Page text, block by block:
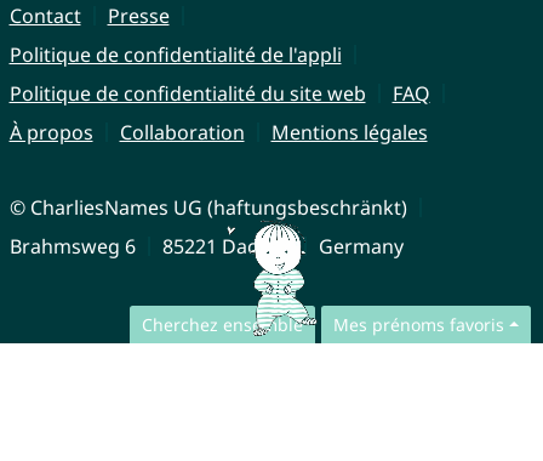
Cherchez ensemble Mes prénoms favoris
Contact
Presse
Politique de confidentialité de l'appli
Politique de confidentialité du site web
FAQ
À propos
Collaboration Mentions légales
© CharliesNames UG (haftungsbeschränkt)
Brahmsweg 6
85221 Dachau Germany